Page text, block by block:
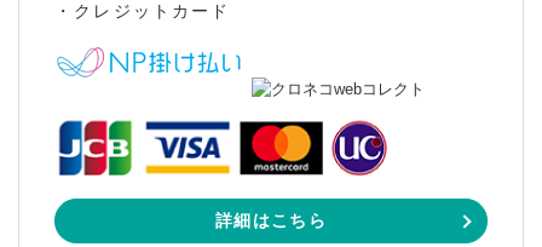
・クレジットカード
詳細はこちら